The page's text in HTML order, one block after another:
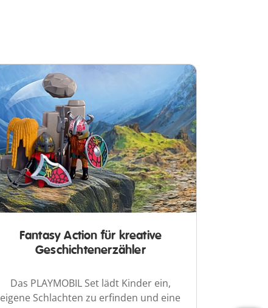
Fantasy Action für kreative
Geschichtenerzähler
Das PLAYMOBIL Set lädt Kinder ein,
eigene Schlachten zu erfinden und eine